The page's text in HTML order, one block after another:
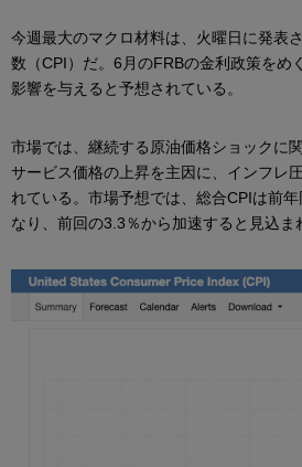
今週最大のマクロ材料は、火曜日に発表
数（CPI）だ。6月のFRBの金利政策をめ
影響を与えると予想されている。
市場では、継続する原油価格ショックに
サービス価格の上昇を主因に、インフレ
れている。市場予想では、総合CPIは前
なり、前回の3.3％から加速すると見込ま